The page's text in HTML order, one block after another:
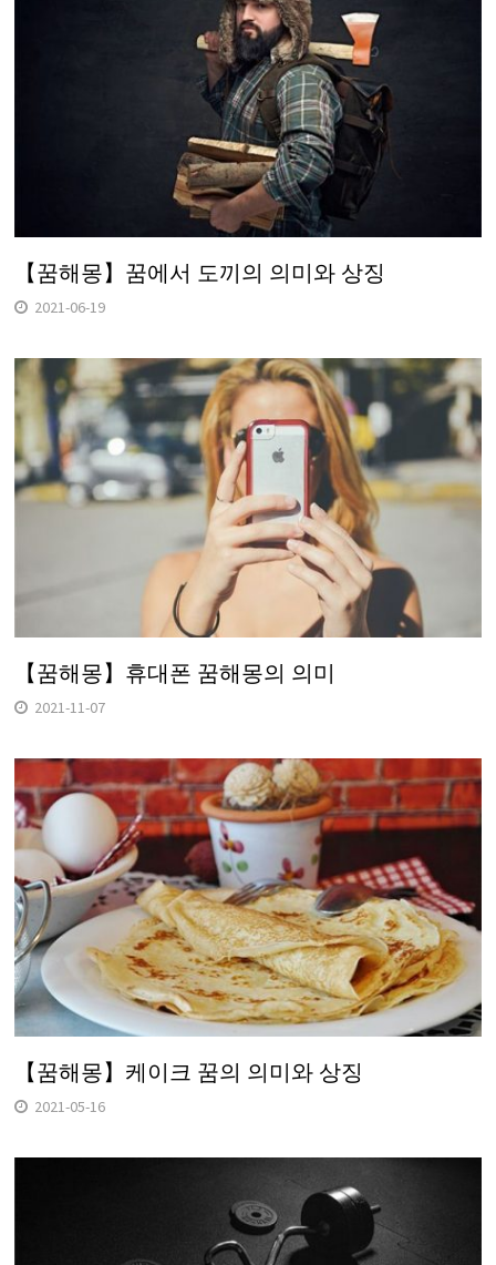
【꿈해몽】꿈에서 도끼의 의미와 상징
2021-06-19
【꿈해몽】휴대폰 꿈해몽의 의미
2021-11-07
【꿈해몽】케이크 꿈의 의미와 상징
2021-05-16